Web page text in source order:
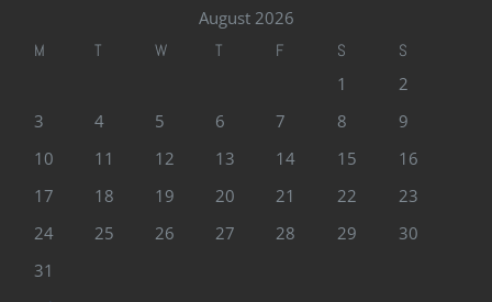
August 2026
M T W T F S S
1
2
3
4 5 6 7 8
9
10
11 12 13 14 15
16
17
18 19 20 21 22
23
24
25 26 27 28 29
30
31